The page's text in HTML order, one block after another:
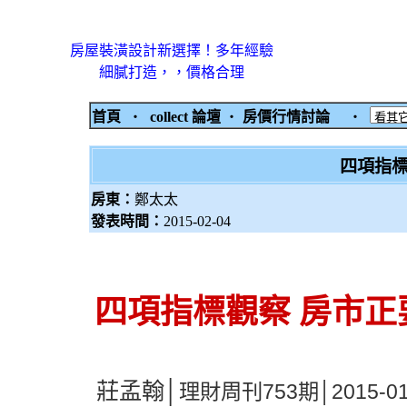
房屋裝潢設計新選擇！多年經驗
細膩打造，，價格合理
首頁 ‧ collect 論壇 ‧ 房價行情討論 ‧
四項指
房東： 鄭太太
發表時間： 2015-02-04
四項指標觀察 房市
莊孟翰│ 理財周刊753期│2015-